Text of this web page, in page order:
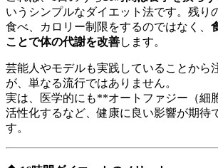
いうシンプルなダイエット法です。残り
食べ、カロリー制限をするのではなく、
ことで体の代謝を改善します。
芸能人やモデルも実践していることから
が、単なる流行ではありません。
実は、医学的にも**オートファジー（細
活性化するなど、健康に良い影響が期待
す。